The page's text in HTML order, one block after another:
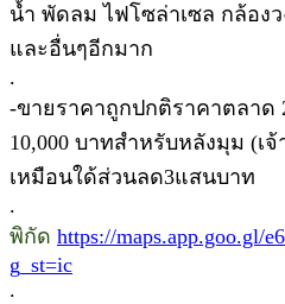
น้ำ พัดลม ไฟโซล่าเซล กล้อง
และอื่นๆอีกมาก
.
-ขายราคาถูกปกติราคาตลาด
10,000 บาทสำหรับหลังมุม (เ
เหมือนใด้ส่วนลด3แสนบาท
.
พิกัด https://maps.app.goo.gl/
g_st=ic
.